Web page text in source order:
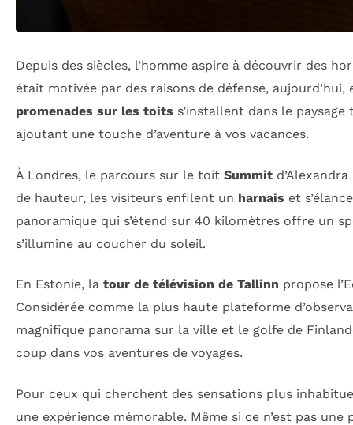
Depuis des siècles, l’homme aspire à découvrir des
était motivée par des raisons de défense,
promenades sur les toits s’installent dans le
ajoutant une touche d’aventure à vos vacances.
À Londres, le parcours sur le toit Summit
de hauteur, les visiteurs enfilent un harnais et
panoramique qui s’étend sur 40 kilomètres offre un
s’illumine au coucher du soleil.
En Estonie, la tour de télévision de Tallinn propose
Considérée comme la plus haute plateforme
magnifique panorama sur la ville et le golfe de
coup dans vos aventures de voyages.
Pour ceux qui cherchent des sensations plus
une expérience mémorable. Même si ce n’est pas